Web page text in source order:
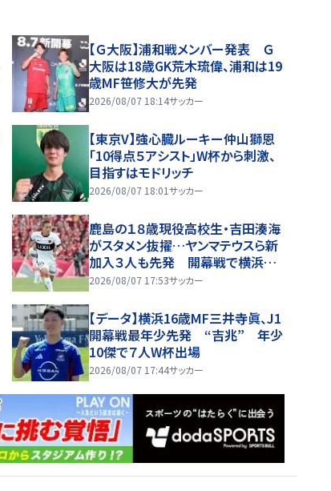
【Ｇ大阪】浦和戦メンバー発表 Ｇ
大阪は18歳GK荒木琉偉、浦和は19
歳MF笹修大が先発
2026/08/07 18:14サッカー
【東京V】強心臓ルーキー仲山獅恩
「10得点５アシスト」W杯から刺激、
目指すはモドリッチ
2026/08/07 18:01サッカー
鹿島の１８歳現役高校生・吉田湊海
がスタメン抜擢…ヤンマテウスら新
加入３人も先発 開幕戦で横浜Ｆ
Ｍと激突
2026/08/07 17:53サッカー
【データ】横浜16歳MF三井寺眞、J1
開幕戦最年少先発 “吉兆” 年少
10傑で７人W杯出場
2026/08/07 17:44サッカー